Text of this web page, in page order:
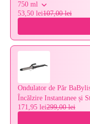
750 ml
53,50 lei107,00 lei
Ondulator de Păr
Încălzire Instantanee și
171,95 lei299,00 lei